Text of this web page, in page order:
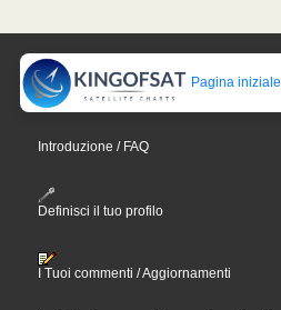
Pagina iniziale
Introduzione / FAQ
Definisci il tuo profilo
I Tuoi commenti / Aggiornamenti